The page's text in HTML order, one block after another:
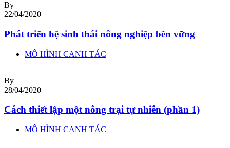
By
22/04/2020
Phát triển hệ sinh thái nông nghiệp bền vững
MÔ HÌNH CANH TÁC
By
28/04/2020
Cách thiết lập một nông trại tự nhiên (phần 1)
MÔ HÌNH CANH TÁC